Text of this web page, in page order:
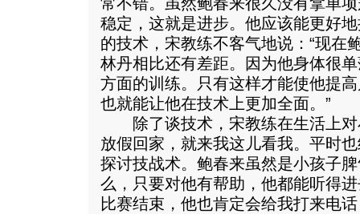
稳定，这就是进步。他应该能更好
的技术，宋教练不客气地说：“现在
林丹相比还有差距。因为他身体很
方面的训练。只有这样才能使他提
也就能让他在技术上更加全面。”
除了谈技术，宋教练在生活上对
放假回家，就来我这儿看我。平时
探讨技战术。鲍春来虽然是小孩子
么，只要对他有帮助，他都能听得
比赛结束，他也肯定会给我打来电